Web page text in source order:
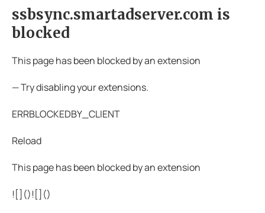
ssbsync.smartadserver.com is
blocked
This page has been blocked by an extension
— Try disabling your extensions.
ERRBLOCKEDBY_CLIENT
Reload
This page has been blocked by an extension
![]()![]()